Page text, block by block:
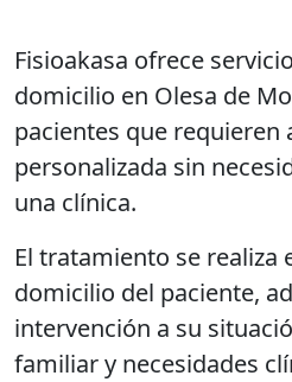
Fisioakasa ofrece
domicilio en Olesa de
pacientes que requieren
personalizada sin
una clínica.
El tratamiento se realiza
domicilio del paciente,
intervención a su
familiar y necesidades